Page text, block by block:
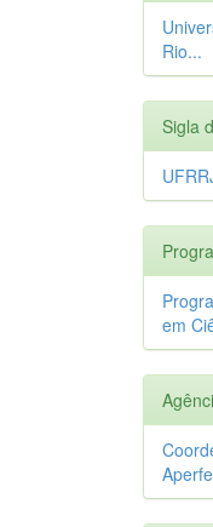
Rio...
Sigla
em